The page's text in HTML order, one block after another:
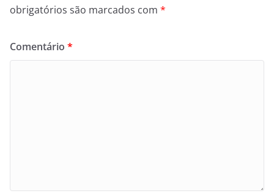
obrigatórios são marcados com *
Comentário *